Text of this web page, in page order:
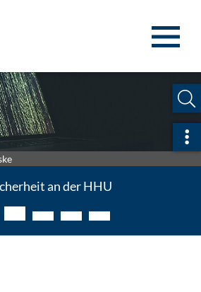
an der HHU